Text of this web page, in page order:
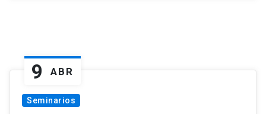
9 ABR
Seminarios